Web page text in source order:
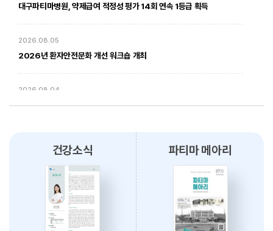
대구파티마병원, 약제급여 적정성 평가 14회 연속 1등급 획득
2026.08.05
2026년 환자안전문화 개선 워크숍 개최
2026.08.04
대구파티마병원, 동부도서관에서 '우리 아이 발달 체크리스트' 건강강좌
2026.08.03
대구파티마병원, 개원 70주년 기념 『미션, 파티마에서 빛나다』 발간
축하식 개최
2026.07.31
대구광역시간호사회와 함께 개원 70주년 기념 커피부스 운영
건강소식 파티마 메아리